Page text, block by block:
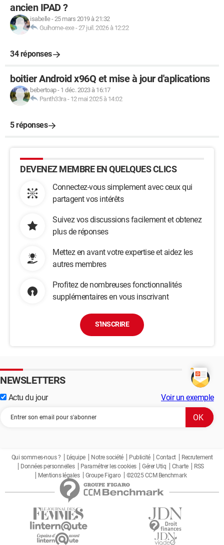
ancien IPAD ?
isabelle-25 mars 2019 à 21:32
Guihome-exe-27 juil. 2026 à 12:22
34 réponses
boitier Android x96Q et mise à jour d'aplications
bebertoap- 1 déc. 2023 à 16:17
Panth33ra - 12 mai 2025 à 14:02
5 réponses
DEVENEZ MEMBRE EN QUELQUES CLICS
Connectez-vous simplement avec ceux qui
partagent vos intérêts
Suivez vos discussions facilement et obtenez
plus de réponses
Mettez en avant votre expertise et aidez les
autres membres
Profitez de nombreuses fonctionnalités
supplémentaires en vous inscrivant
S'INSCRIRE
NEWSLETTERS
Actu du jour Voir un exemple
Qui sommes-nous ? L'équipe Notre société Publicité Contact
Recrutement
Données personnelles
Paramétrer les cookies Gérer Utiq Charte
RSS
Mentions légales
Groupe Figaro ©2025 CCM Benchmark